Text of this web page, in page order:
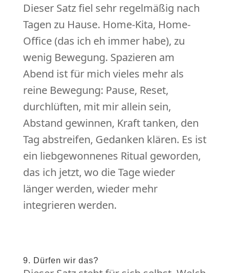
Dieser Satz fiel sehr regelmäßig nach
Tagen zu Hause. Home-Kita, Home-
Office (das ich eh immer habe), zu
wenig Bewegung. Spazieren am
Abend ist für mich vieles mehr als
reine Bewegung: Pause, Reset,
durchlüften, mit mir allein sein,
Abstand gewinnen, Kraft tanken, den
Tag abstreifen, Gedanken klären. Es ist
ein liebgewonnenes Ritual geworden,
das ich jetzt, wo die Tage wieder
länger werden, wieder mehr
integrieren werden.
9. Dürfen wir das?